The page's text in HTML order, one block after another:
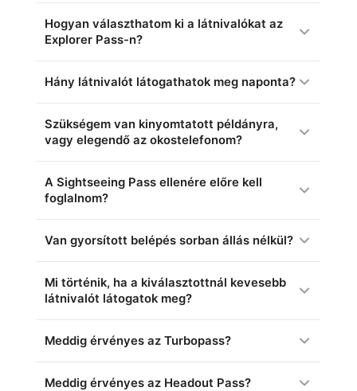
Hogyan választhatom ki a látnivalókat az
Explorer Pass-n?
Hány látnivalót látogathatok meg naponta?
Szükségem van kinyomtatott példányra,
vagy elegendő az okostelefonom?
A Sightseeing Pass ellenére előre kell
foglalnom?
Van gyorsított belépés sorban állás nélkül?
Mi történik, ha a kiválasztottnál kevesebb
látnivalót látogatok meg?
Meddig érvényes az Turbopass?
Meddig érvényes az Headout Pass?